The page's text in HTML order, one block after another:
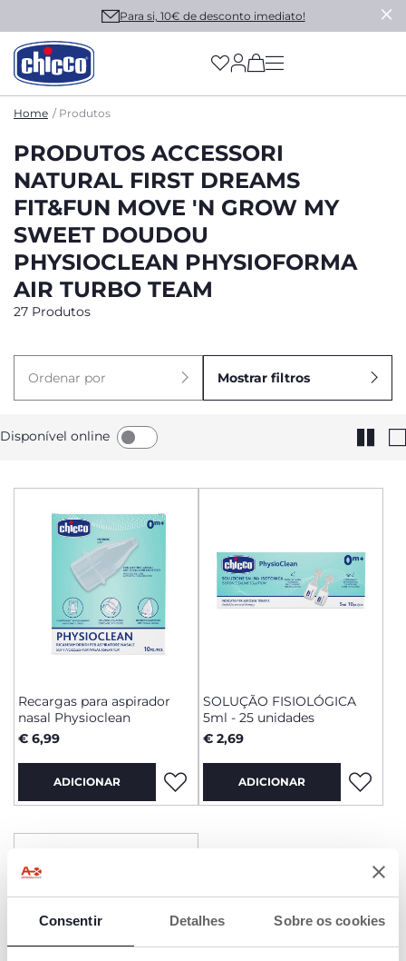
Consentir Detalhes Sobre os cookies
Para si, 10€ de desconto imediato!
(has more options
Home Produtos
PRODUTOS ACCESSORI
NATURAL FIRST DREAMS
FIT&FUN MOVE 'N GROW MY
SWEET DOUDOU
PHYSIOCLEAN PHYSIOFORMA
AIR TURBO TEAM
27 Produtos
Ordenar por Mostrar filtros
Disponível online
Recargas para aspirador
nasal Physioclean
€ 6,99
ADICIONAR
SOLUÇÃO FISIOLÓGICA
5ml - 25 unidades
€ 2,69
ADICIONAR